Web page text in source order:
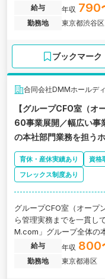
し、複数の事業会社で構
給与 年収 790
勤務地
東京都渋谷区
ブックマーク
合同会社DMMホールデ
【グループCFO室（
60事業展開／幅広い
の本社部門業務を担う
育休・産休実績あり 資格
フレックス制度あり
グループCFO室（オープ
ら管理実務までを一貫し
M.com」グループ全体の
の求人です。
給与 年収 800
勤務地
東京都港区